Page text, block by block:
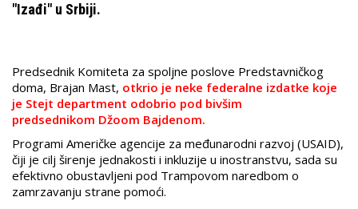
"Izađi" u Srbiji.
Predsednik Komiteta za spoljne poslove Predstavničkog
doma, Brajan Mast, otkrio je neke federalne izdatke koje
je Stejt department odobrio pod bivšim
predsednikom Džoom Bajdenom.
Programi Američke agencije za međunarodni razvoj (USAID),
čiji je cilj širenje jednakosti i inkluzije u inostranstvu, sada su
efektivno obustavljeni pod Trampovom naredbom o
zamrzavanju strane pomoći.